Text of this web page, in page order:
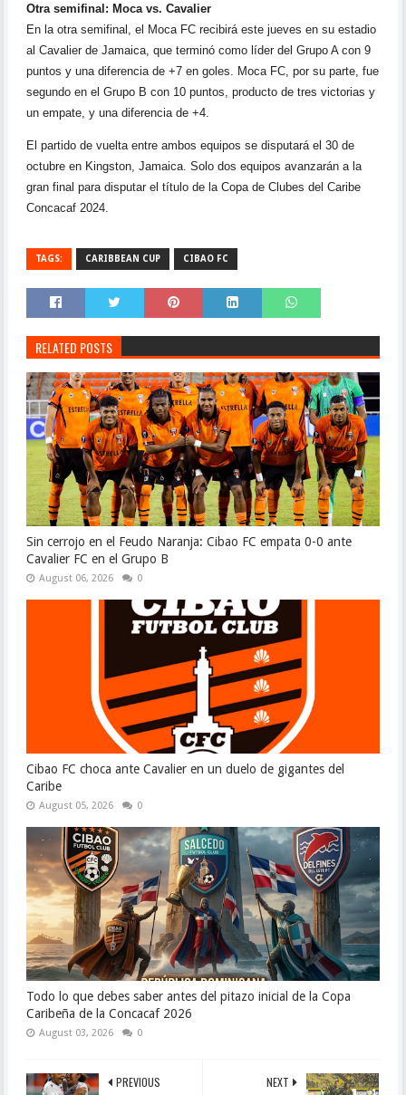
Otra semifinal: Moca vs. Cavalier
En la otra semifinal, el Moca FC recibirá este jueves en su estadio
al Cavalier de Jamaica, que terminó como líder del Grupo A con 9
puntos y una diferencia de +7 en goles. Moca FC, por su parte, fue
segundo en el Grupo B con 10 puntos, producto de tres victorias y
un empate, y una diferencia de +4.
El partido de vuelta entre ambos equipos se disputará el 30 de
octubre en Kingston, Jamaica. Solo dos equipos avanzarán a la
gran final para disputar el título de la Copa de Clubes del Caribe
Concacaf 2024.
TAGS: CARIBBEAN CUP CIBAO FC
RELATED POSTS
Sin cerrojo en el Feudo Naranja: Cibao FC empata 0-0 ante
Cavalier FC en el Grupo B
August 06, 2026 0
Cibao FC choca ante Cavalier en un duelo de gigantes del
Caribe
August 05, 2026 0
Todo lo que debes saber antes del pitazo inicial de la Copa
Caribeña de la Concacaf 2026
August 03, 2026 0
NEXT
PREVIOUS